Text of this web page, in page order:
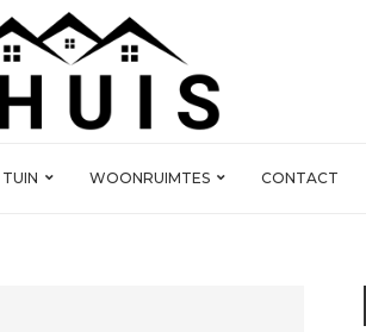
TUIN WOONRUIMTES CONTACT